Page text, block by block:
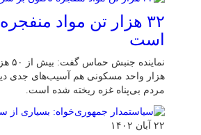
۳۲ هزار تن مواد
است
مردم بی‌پناه غزه ریخته شده است.
۲۲ آبان ۱۴۰۲